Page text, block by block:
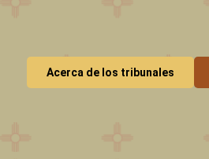
Acerca de los tribunales